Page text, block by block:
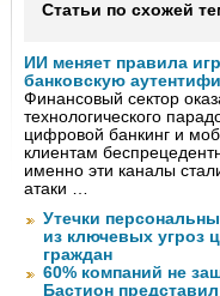
Статьи по схожей
ИИ меняет правила
банковскую
Финансовый сектор
технологического
цифровой банкинг и
клиентам
именно эти каналы
атаки …
Утечки
из ключевых угроз
граждан
60% компаний не
Бастион